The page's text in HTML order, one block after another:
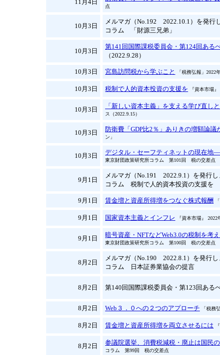
11月4日
点
10月3日
メルマガ（No.192 2022.10.1）を発行
コラム 「財源三兄弟」
10月3日
第141回国際課税委員会・第124回ある
（2022.9.28）
10月3日 宮島訪問税から学ぶこと 「税務弘報」2022
10月3日 税制で人的資本投資の支援を 『資本市場
10月3日 「新しい資本主義」を支える学び直し
ス（2022.9.15）
10月3日 防衛費「GDP比2％」ありきの増額論議
ン」
10月3日 デジタル・セーフティネットの現在地
東京財団政策研究所コラム 第101回 税の交差点
9月1日
メルマガ（No.191 2022.9.1）を発行し
コラム 税制で人的資本投資の支援を
9月1日 賃金増と資産所得増をつなぐ株式報酬
9月1日 国家資本主義とインフレ 『資本市場』 2022
9月1日 暗号資産・NFTなどWeb3.0の税制を
東京財団政策研究所コラム 第100回 税の交差点
8月2日
メルマガ（No.190 2022.8.1）を発行し
コラム 日本証券業協会の提言
8月2日 第140回国際課税委員会・第123回ある
8月2日 Web３．０への２つのアプローチ 「税務
8月2日 賃金増と資産所得増を両立させるには
8月2日 参議院選挙、消費税減税・廃止は国民
コラム 第99回 税の交差点